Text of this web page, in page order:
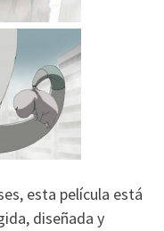
esta película está
diseñada y